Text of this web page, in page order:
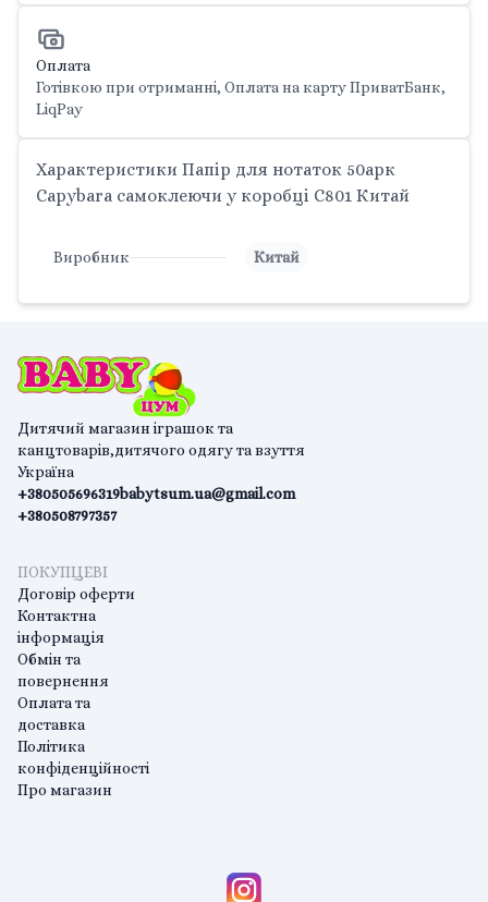
Оплата
Готівкою при отриманні, Оплата на карту ПриватБанк,
LiqPay
Характеристики Папір для нотаток 50арк
Capybara самоклеючи у коробці C801 Китай
Виробник Китай
Дитячий магазин іграшок та
канцтоварів,дитячого одягу та взуття
Україна
+380505696319
+380508797357
babytsum.ua@gmail.com
ПОКУПЦЕВІ
Договір оферти
Контактна
інформація
Обмін та
повернення
Оплата та
доставка
Політика
конфіденційності
Про магазин